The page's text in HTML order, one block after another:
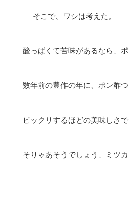
そこで、ワシは考えた。
酸っぱくて苦味があるなら、ポ
数年前の豊作の年に、ポン酢つ
ビックリするほどの美味しさで
そりゃあそうでしょう、ミツ